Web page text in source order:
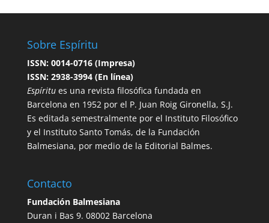
Sobre Espíritu
ISSN: 0014-0716 (Impresa)
ISSN: 2938-3994 (En línea)
Espíritues una revista filosófica fundada en
Barcelona en 1952 por el P. Juan Roig Gironella, S.J.
Es editada semestralmente por el Instituto Filosófico
y el Instituto Santo Tomás, de la Fundación
Balmesiana, por medio de la Editorial Balmes.
Contacto
Fundación Balmesiana
Duran i Bas 9. 08002 Barcelona